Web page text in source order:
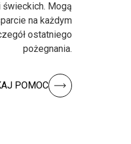
świeckich. Mogą
na każdym
ostatniego
pożegnania.
POMOC